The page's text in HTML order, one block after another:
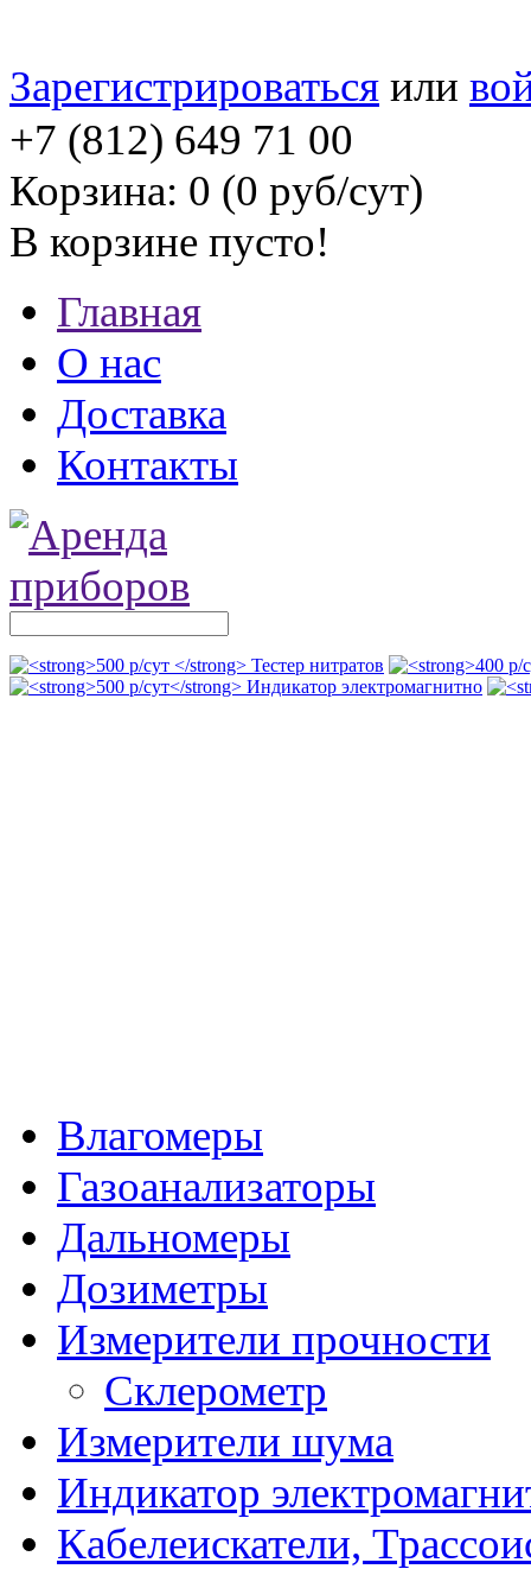
Зарегистрироваться или
+7 (812) 649 71 00
Корзина: 0 (0 руб/сут)
В корзине пусто!
Главная
О нас
Доставка
Контакты
Влагомеры
Газоанализаторы
Дальномеры
Дозиметры
Измерители прочности
Склерометр
Измерители шума
Индикатор
Кабелеискатели,